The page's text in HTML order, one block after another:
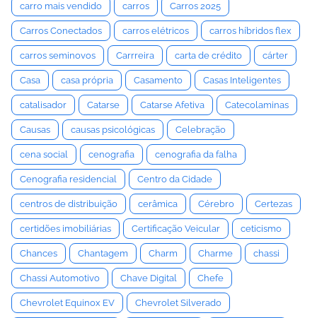
carro mais vendido carros Carros 2025
Carros Conectados carros elétricos carros híbridos flex
carros seminovos Carrreira carta de crédito cárter
Casa casa própria Casamento Casas Inteligentes
catalisador Catarse Catarse Afetiva Catecolaminas
Causas causas psicológicas Celebração
cena social cenografia cenografia da falha
Cenografia residencial Centro da Cidade
centros de distribuição cerâmica Cérebro Certezas
certidões imobiliárias Certificação Veicular ceticismo
Chances Chantagem Charm Charme chassi
Chassi Automotivo Chave Digital Chefe
Chevrolet Equinox EV Chevrolet Silverado